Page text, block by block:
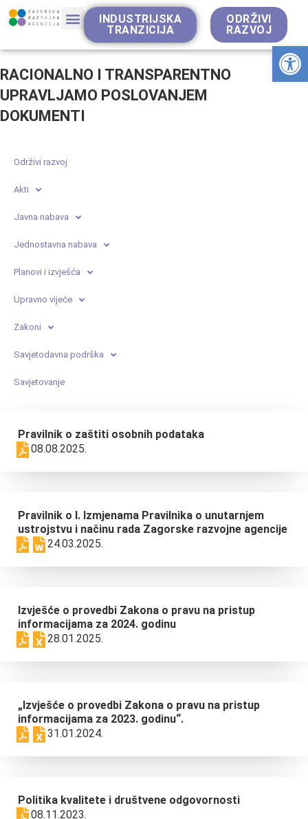
INDUSTRIJSKA
TRANZICIJA
ODRŽIVI
RAZVOJ
RACIONALNO I TRANSPARENTNO
UPRAVLJAMO POSLOVANJEM
DOKUMENTI
Održivi razvoj
Akti
Javna nabava
Jednostavna nabava
Planovi i izvješća
Upravno vijeće
Zakoni
Savjetodavna podrška
Savjetovanje
Pravilnik o zaštiti osobnih podataka
08.08.2025.
Pravilnik o I. Izmjenama Pravilnika o unutarnjem
ustrojstvu i načinu rada Zagorske razvojne agencije
24.03.2025.
Izvješće o provedbi Zakona o pravu na pristup
informacijama za 2024. godinu
28.01.2025.
„Izvješće o provedbi Zakona o pravu na pristup
informacijama za 2023. godinu“.
31.01.2024.
Politika kvalitete i društvene odgovornosti
08.11.2023.